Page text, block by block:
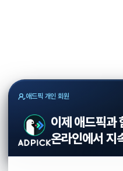
애드픽 개인 회원
이제 애드픽과
온라인에서 지